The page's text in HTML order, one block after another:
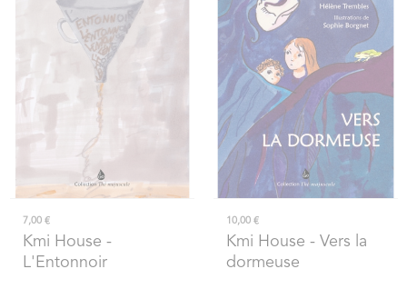
7,00 €
Kmi House -
L'Entonnoir
10,00 €
Kmi House - Vers la
dormeuse